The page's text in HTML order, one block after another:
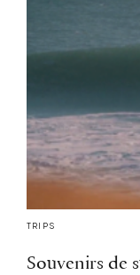
TRIPS
Souvenirs de